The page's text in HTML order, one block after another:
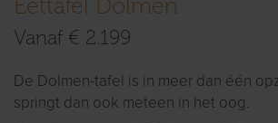
Eettafel Dolmen
Vanaf € 2.199
De Dolmen-tafel is in meer dan één
springt dan ook meteen in het oog.